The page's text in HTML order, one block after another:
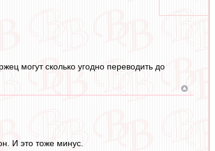
могут сколько угодно переводить до
И это тоже минус.